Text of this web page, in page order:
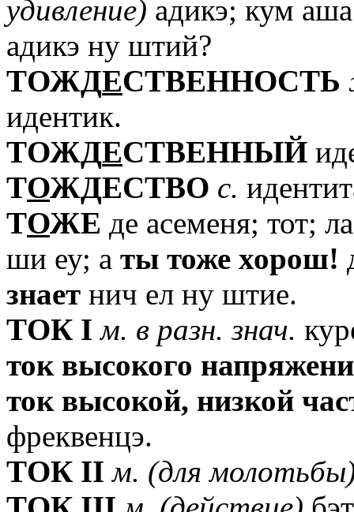
удивление) адикэ; кум
адикэ ну штий?
TОЖДЕСТВЕННОСТЬ
идентик.
TОЖДЕСТВЕННЫЙ
TОЖДЕСТВО с.
TОЖЕ де асеменя; тот;
ши еу; а ты тоже хорош!
знает нич ел ну штие.
TОК I м. в разн. знач.
ток высокого
ток высокой, низкой
фреквенцэ.
TОК II м. (для